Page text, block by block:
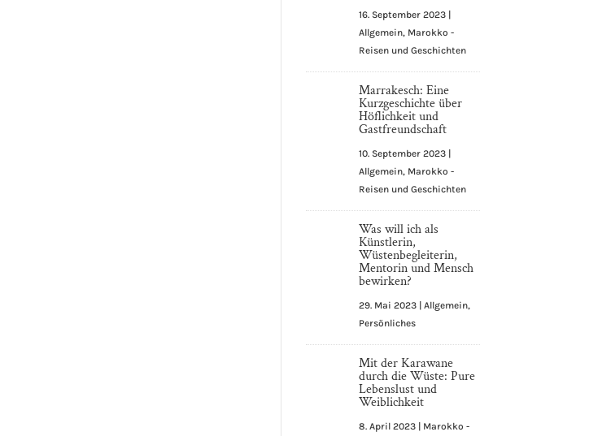
16. September 2023|
Allgemein, Marokko -
Reisen und Geschichten
Marrakesch: Eine
Kurzgeschichte über
Höflichkeit und
Gastfreundschaft
10. September 2023|
Allgemein, Marokko -
Reisen und Geschichten
Was will ich als
Künstlerin,
Wüstenbegleiterin,
Mentorin und Mensch
bewirken?
29. Mai 2023| Allgemein,
Persönliches
Mit der Karawane
durch die Wüste: Pure
Lebenslust und
Weiblichkeit
8. April 2023| Marokko -